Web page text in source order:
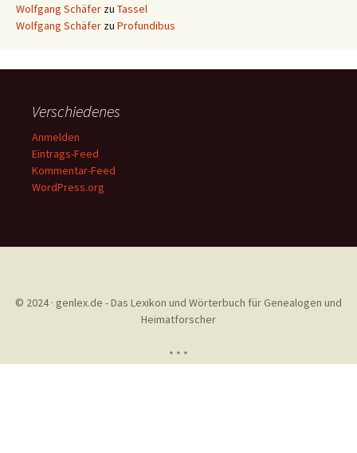
Wolfgang Schäfer zu Tassel
Wolfgang Schäfer zu Profundibus
Verschiedenes
Anmelden
Eintrags-Feed
Kommentar-Feed
WordPress.org
© 2024 · genlex.de - Das Lexikon und Wörterbuch für Genealogen und
Heimatforscher
* * *